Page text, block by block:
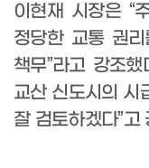
이현재 시장은 “
정당한 교통 권
책무”라고 강조했
교산 신도시의 시
잘 검토하겠다”고